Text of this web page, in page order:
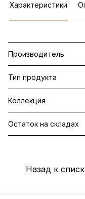
Характеристики
Производитель
Тип продукта
Коллекция
Остаток на складах
Назад к